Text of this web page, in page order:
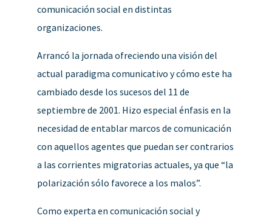
comunicación social en distintas
organizaciones.
Arrancó la jornada ofreciendo una visión del
actual paradigma comunicativo y cómo este ha
cambiado desde los sucesos del 11 de
septiembre de 2001. Hizo especial énfasis en la
necesidad de entablar marcos de comunicación
con aquellos agentes que puedan ser contrarios
a las corrientes migratorias actuales, ya que “la
polarización sólo favorece a los malos”.
Como experta en comunicación social y